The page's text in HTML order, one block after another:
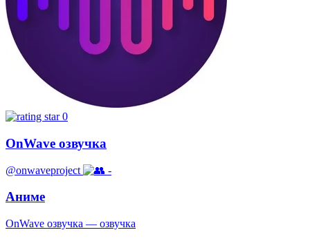
0
OnWave озвучка
@onwaveproject -
Аниме
OnWave озвучка — озвучка